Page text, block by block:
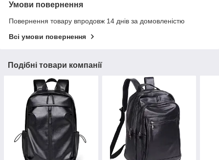
Умови повернення
Повернення товару впродовж 14 днів за домовленістю
Всі умови повернення
Подібні товари компанії